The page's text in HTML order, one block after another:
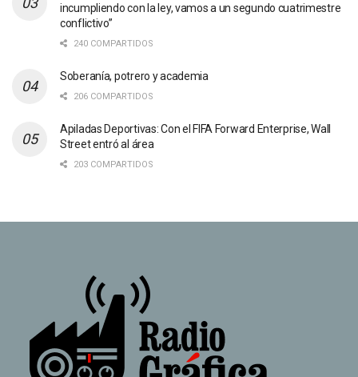
incumpliendo con la ley, vamos a un segundo cuatrimestre
conflictivo”
240 COMPARTIDOS
Soberanía, potrero y academia
206 COMPARTIDOS
Apiladas Deportivas: Con el FIFA Forward Enterprise, Wall
Street entró al área
203 COMPARTIDOS